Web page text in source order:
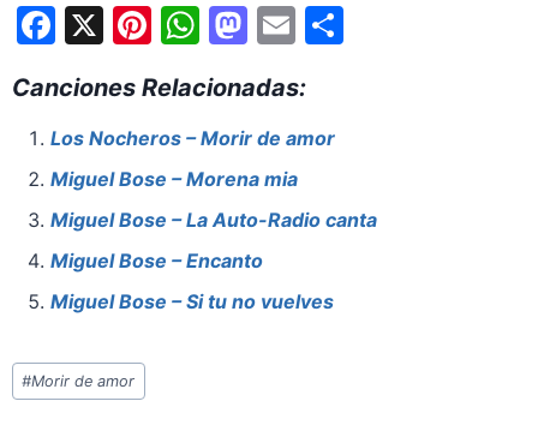
F
c
e
b
o
o
k
X Pi
er
e
st
W
at
s
A
p
p
M
st
o
d
o
n
E
ai
l
S
Canciones Relacionadas:
Los Nocheros – Morir de amor
Miguel Bose – Morena mia
Miguel Bose – La Auto-Radio canta
Miguel Bose – Encanto
Miguel Bose – Si tu no vuelves
Etiquetas
de
#Morir de amor